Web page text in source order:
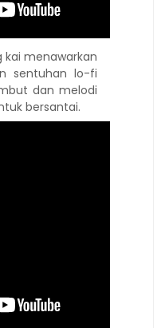
kai menawarkan
sentuhan lo-fi
dan melodi
bersantai.